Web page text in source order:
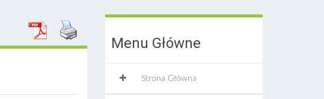
Menu Główne
Strona Główna